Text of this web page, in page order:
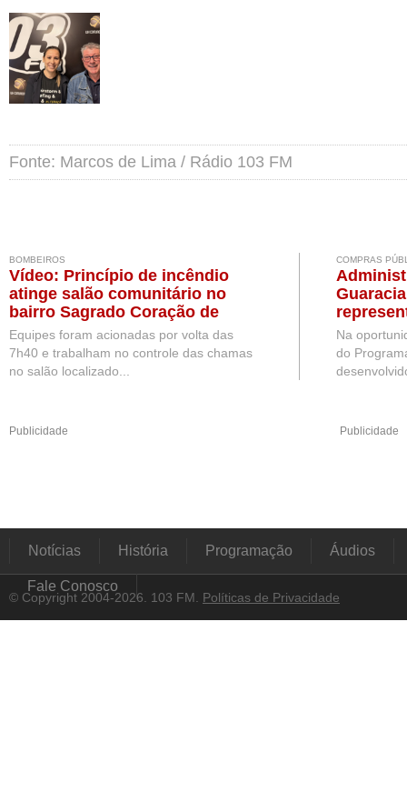
Fonte: Marcos de Lima / Rádio 103 FM
BOMBEIROS
Vídeo: Princípio de incêndio
atinge salão comunitário no
bairro Sagrado Coração de
Jesus, em SMOeste
Equipes foram acionadas por volta das
7h40 e trabalham no controle das chamas
no salão localizado...
COMPRAS
Na
do
Publicidade Publicidade
Notícias História Programação Áudios
Fale Conosco
© Copyright 2004-2026. 103 FM. Políticas de Privacidade